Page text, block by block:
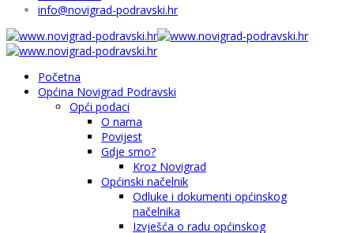
info@novigrad-podravski.hr
Početna
Općina Novigrad Podravski
Opći podaci
O nama
Povijest
Gdje smo?
Kroz Novigrad
Općinski načelnik
Odluke i dokumenti općinskog
načelnika
Izvješća o radu općinskog